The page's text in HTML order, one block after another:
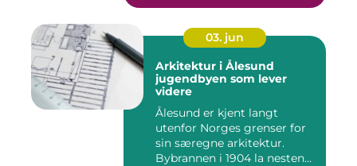
03. jun
Arkitektur i Ålesund
jugendbyen som lever
videre
Ålesund er kjent langt
utenfor Norges grenser for
sin særegne arkitektur.
Bybrannen i 1904 la nesten...